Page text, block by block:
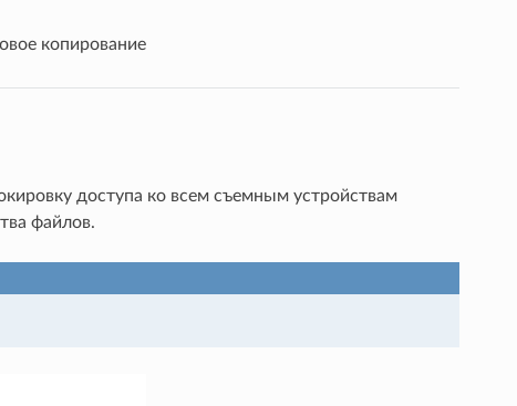
копирование
доступа ко всем съемным устройствам
файлов.